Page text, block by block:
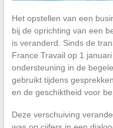
Het opstellen van een
bij de oprichting van een
is veranderd. Sinds de
France Travail op 1
ondersteuning in de
gebruikt tijdens
en de geschiktheid voor
Deze verschuiving